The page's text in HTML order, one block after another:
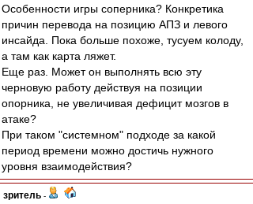
Особенности игры соперника? Конкретика
причин перевода на позицию АПЗ и левого
инсайда. Пока больше похоже, тусуем колоду,
а там как карта ляжет.
Еще раз. Может он выполнять всю эту
черновую работу действуя на позиции
опорника, не увеличивая дефицит мозгов в
атаке?
При таком "системном" подходе за какой
период времени можно достичь нужного
уровня взаимодействия?
зpитель -